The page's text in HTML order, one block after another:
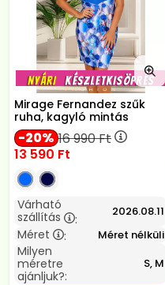
Mirage Fernandez szűk
ruha, kagyló mintás
20 16 990Ft
13 590 Ft
Várható
szállítás
: 2026.08.11
Méret : Méret nélküli
Milyen
méretre
ajánljuk?:
S, M